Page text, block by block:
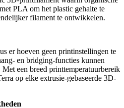
PLA om het plastic gehalte te
filament te ontwikkelen.
er hoeven geen printinstellingen te
en bridging-functies kunnen
een breed printtemperatuurbereik
op elke extrusie-gebaseerde 3D-